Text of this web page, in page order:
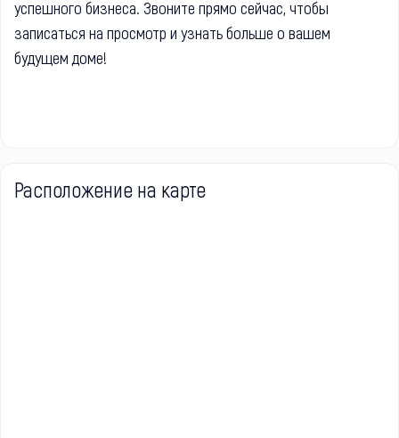
успешного бизнеса. Звоните прямо сейчас, чтобы
записаться на просмотр и узнать больше о вашем
будущем доме!
Расположение на карте